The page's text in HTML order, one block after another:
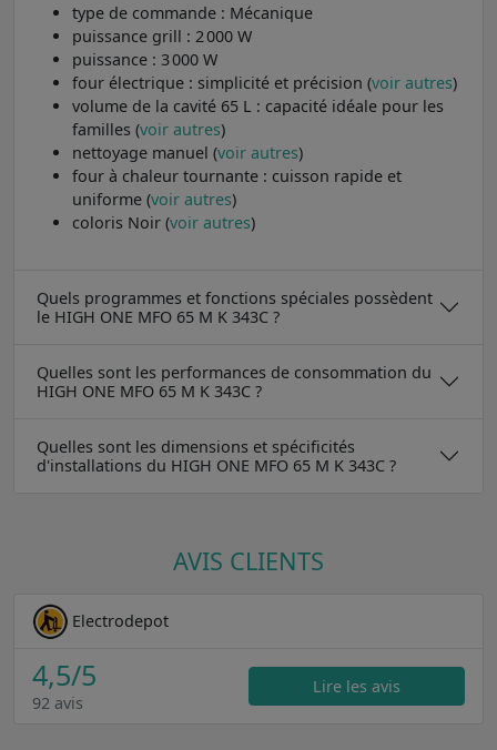
type de commande : Mécanique
puissance grill : 2 000 W
puissance : 3 000 W
four électrique : simplicité et précision (voir autres)
volume de la cavité 65 L : capacité idéale pour les
familles (voir autres)
nettoyage manuel (voir autres)
four à chaleur tournante : cuisson rapide et
uniforme (voir autres)
coloris Noir (voir autres)
Quels programmes et fonctions spéciales possèdent
le HIGH ONE MFO 65 M K 343C ?
Quelles sont les performances de consommation du
HIGH ONE MFO 65 M K 343C ?
Quelles sont les dimensions et spécificités
d'installations du HIGH ONE MFO 65 M K 343C ?
AVIS CLIENTS
Electrodepot
4,5/5
92 avis
Lire les avis